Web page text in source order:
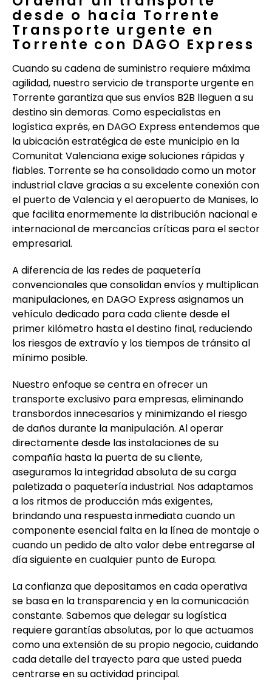
desde o hacia Torrente
Transporte urgente en
Torrente con DAGO Express
Cuando su cadena de suministro requiere máxima
agilidad, nuestro servicio de transporte urgente en
Torrente garantiza que sus envíos B2B lleguen a su
destino sin demoras. Como especialistas en
logística exprés, en DAGO Express entendemos que
la ubicación estratégica de este municipio en la
Comunitat Valenciana exige soluciones rápidas y
fiables. Torrente se ha consolidado como un motor
industrial clave gracias a su excelente conexión con
el puerto de Valencia y el aeropuerto de Manises, lo
que facilita enormemente la distribución nacional e
internacional de mercancías críticas para el sector
empresarial.
A diferencia de las redes de paquetería
convencionales que consolidan envíos y multiplican
manipulaciones, en DAGO Express asignamos un
vehículo dedicado para cada cliente desde el
primer kilómetro hasta el destino final, reduciendo
los riesgos de extravío y los tiempos de tránsito al
mínimo posible.
Nuestro enfoque se centra en ofrecer un
transporte exclusivo para empresas, eliminando
transbordos innecesarios y minimizando el riesgo
de daños durante la manipulación. Al operar
directamente desde las instalaciones de su
compañía hasta la puerta de su cliente,
aseguramos la integridad absoluta de su carga
paletizada o paquetería industrial. Nos adaptamos
a los ritmos de producción más exigentes,
brindando una respuesta inmediata cuando un
componente esencial falta en la línea de montaje o
cuando un pedido de alto valor debe entregarse al
día siguiente en cualquier punto de Europa.
La confianza que depositamos en cada operativa
se basa en la transparencia y en la comunicación
constante. Sabemos que delegar su logística
requiere garantías absolutas, por lo que actuamos
como una extensión de su propio negocio, cuidando
cada detalle del trayecto para que usted pueda
centrarse en su actividad principal.